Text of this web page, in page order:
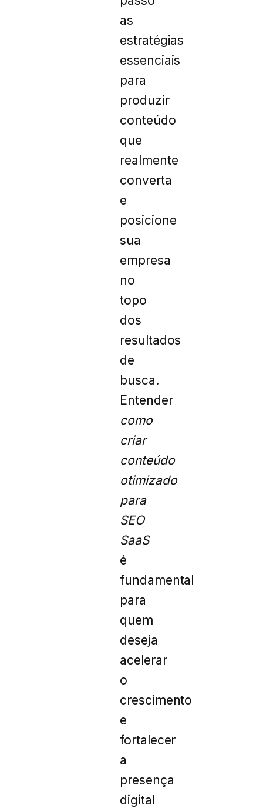
as
estratégias
essenciais
para
produzir
conteúdo
que
realmente
converta
e
posicione
sua
empresa
no
topo
dos
resultados
de
busca.
Entender
como
criar
conteúdo
otimizado
para
SEO
SaaS
é
fundamental
para
quem
deseja
acelerar
o
crescimento
e
fortalecer
a
presença
digital